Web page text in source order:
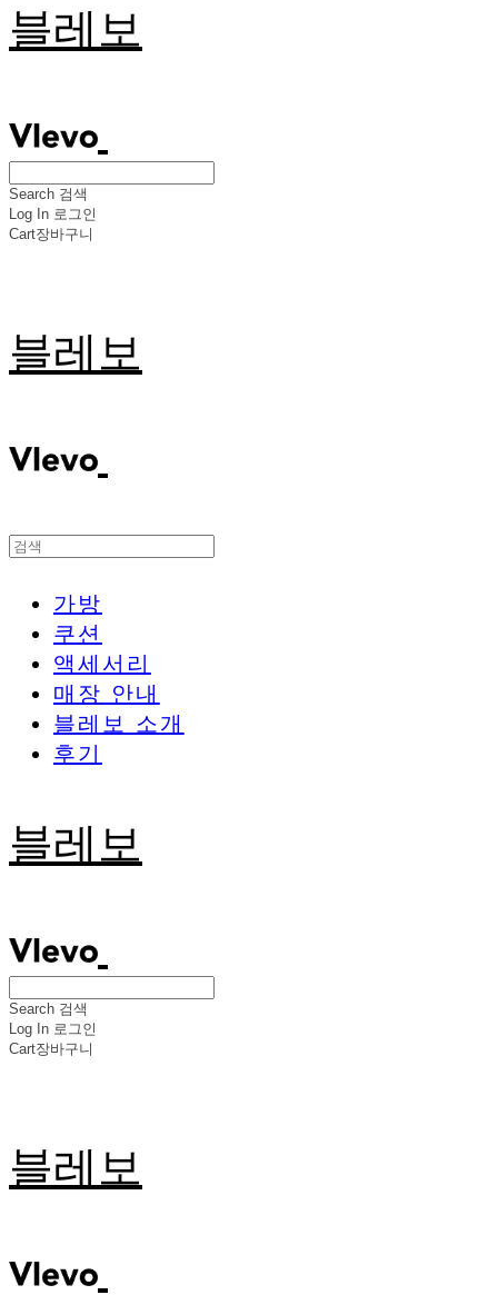
블레보
Search 검색
Log In 로그인
Cart장바구니
블레보
가방
쿠션
액세서리
매장 안내
블레보 소개
후기
블레보
Search 검색
Log In 로그인
Cart장바구니
블레보